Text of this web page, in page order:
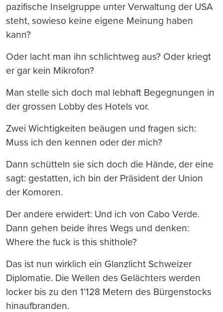
pazifische Inselgruppe unter Verwaltung der USA
steht, sowieso keine eigene Meinung haben
kann?
Oder lacht man ihn schlichtweg aus? Oder kriegt
er gar kein Mikrofon?
Man stelle sich doch mal lebhaft Begegnungen in
der grossen Lobby des Hotels vor.
Zwei Wichtigkeiten beäugen und fragen sich:
Muss ich den kennen oder der mich?
Dann schütteln sie sich doch die Hände, der eine
sagt: gestatten, ich bin der Präsident der Union
der Komoren.
Der andere erwidert: Und ich von Cabo Verde.
Dann gehen beide ihres Wegs und denken:
Where the fuck is this shithole?
Das ist nun wirklich ein Glanzlicht Schweizer
Diplomatie. Die Wellen des Gelächters werden
locker bis zu den 1’128 Metern des Bürgenstocks
hinaufbranden.